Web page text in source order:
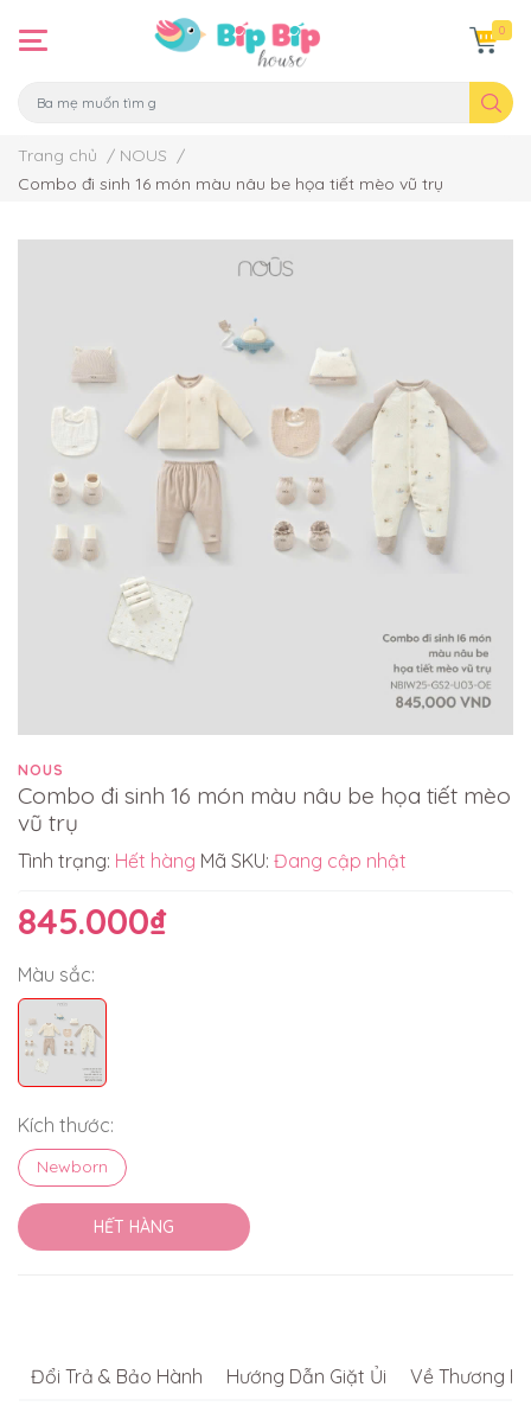
0
Trang chủ / NOUS /
Combo đi sinh 16 món màu nâu be họa tiết mèo vũ trụ
NOUS
Combo đi sinh 16 món màu nâu be họa tiết mèo
vũ trụ
Tình trạng: Hết hàng Mã SKU: Đang cập nhật
845.000₫
Màu sắc:
Kích thước:
Newborn
HẾT HÀNG
Đổi Trả & Bảo Hành Hướng Dẫn Giặt Ủi Về Thương